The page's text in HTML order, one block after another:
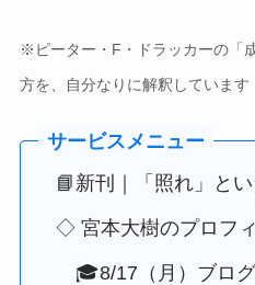
※ピーター・F・ドラッカーの「
方を、自分なりに解釈しています
📘新刊｜「照れ」と
◇ 宮本大樹のプロフ
🎓8/17（月）ブロ